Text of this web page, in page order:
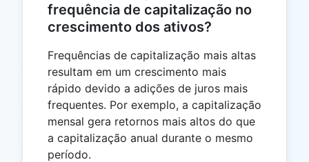
frequência de capitalização no
crescimento dos ativos?
Frequências de capitalização mais altas
resultam em um crescimento mais
rápido devido a adições de juros mais
frequentes. Por exemplo, a capitalização
mensal gera retornos mais altos do que
a capitalização anual durante o mesmo
período.